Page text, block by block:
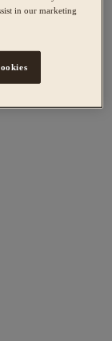
in our marketing